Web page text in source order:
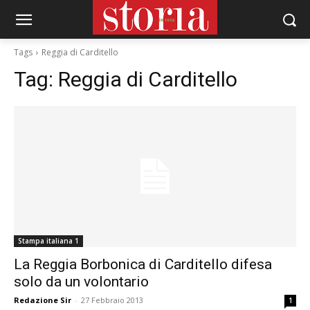
Tags Reggia di Carditello
Tag: Reggia di Carditello
Stampa italiana 1
La Reggia Borbonica di Carditello difesa
solo da un volontario
Redazione Sir - 27 Febbraio 2013 1